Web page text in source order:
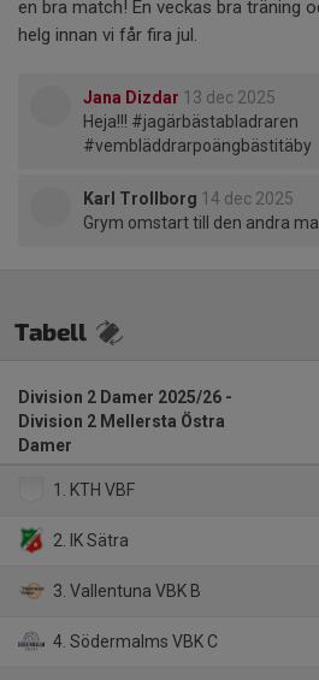
en bra match! En veckas bra träning
helg innan vi får fira jul.
Jana Dizdar 13 dec 2025
Heja!!! #jagärbästabladraren
#vembläddrarpoängbästitäby
Karl Trollborg 14 dec 2025
Grym omstart till den andra
Tabell
Division 2 Damer 2025/26 -
Division 2 Mellersta Östra
Damer
1. KTH VBF
2. IK Sätra
3. Vallentuna VBK B
4. Södermalms VBK C